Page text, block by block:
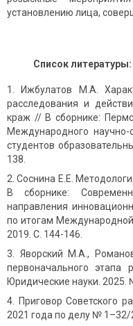
установлению лица,
Список литературы:
Ижбулатов М.А.
расследования и
краж // В сборнике:
Международного научно-
студентов
138.
Соснина Е.Е.
В сборнике:
направления
по итогам
2019. С. 144-146.
Яворский М.А.,
первоначального этапа
Юридические науки. 2025.
Приговор Советского
2021 года по делу №